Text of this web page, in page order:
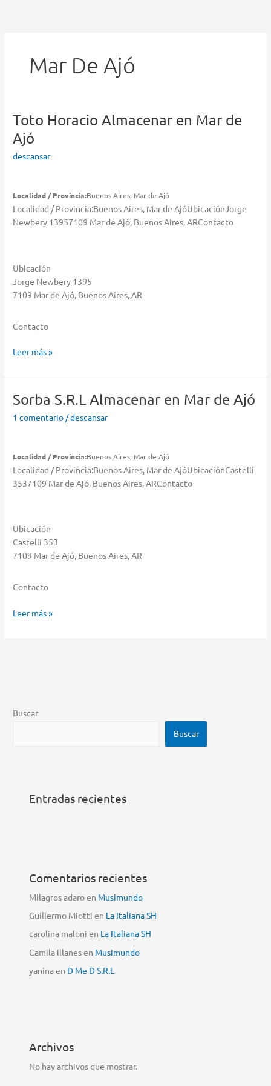
Mar De Ajó
Toto HoracioAlmacenar en Mar de
Ajó
descansar
Localidad / Provincia:Buenos Aires, Mar de Ajó
Localidad / Provincia:Buenos Aires, Mar de AjóUbicaciónJorge
Newbery 13957109 Mar de Ajó, Buenos Aires, ARContacto
Ubicación
Jorge Newbery 1395
7109 Mar de Ajó, Buenos Aires, AR
Contacto
Toto
Almacenar
Mar
de
Leer más »
Sorba S.R.LAlmacenar en Mar de Ajó
1 comentario /descansar
Localidad / Provincia:Buenos Aires, Mar de Ajó
Localidad / Provincia:Buenos Aires, Mar de AjóUbicaciónCastelli
3537109 Mar de Ajó, Buenos Aires, ARContacto
Ubicación
Castelli 353
7109 Mar de Ajó, Buenos Aires, AR
Contacto
Sorba
Leer más »
Buscar
Buscar
Entradas recientes
Comentarios recientes
Milagros adaroen Musimundo
Guillermo Miotti en La Italiana SH
carolina maloni en La Italiana SH
Camila illanesen Musimundo
yaninaen D Me D S.R.L
Archivos
No hay archivos que mostrar.